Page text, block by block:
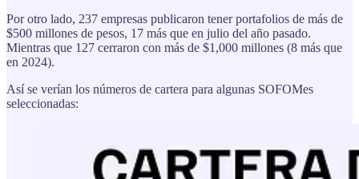
Por otro lado, 237 empresas publicaron tener portafolios de más de
$500 millones de pesos, 17 más que en julio del año pasado.
Mientras que 127 cerraron con más de $1,000 millones (8 más que
en 2024).
Así se verían los números de cartera para algunas SOFOMes
seleccionadas: